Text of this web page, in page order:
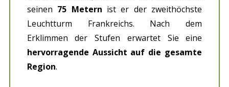
seinen 75 Metern ist er der zweithöchste
Leuchtturm Frankreichs. Nach dem
Erklimmen der Stufen erwartet Sie eine
hervorragende Aussicht auf die gesamte
Region.